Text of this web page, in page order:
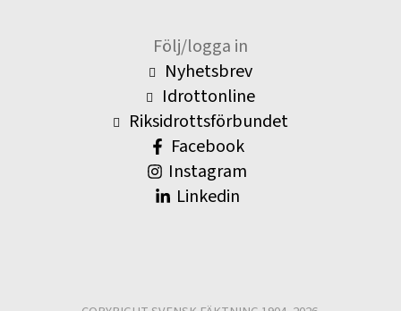
Följ/logga in
Nyhetsbrev
Idrottonline
Riksidrottsförbundet
Facebook
Instagram
Linkedin